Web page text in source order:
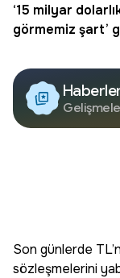
‘15 milyar
görmemiz şart’
Edin
Son günlerde
sözleşmelerini